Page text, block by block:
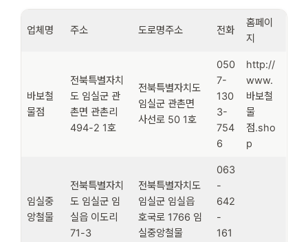
업체명 주소 도로명주소 전화
홈페이
지
바보철
물점
전북특별자치
도 임실군 관
촌면 관촌리
494-2 1호
전북특별자치도
임실군 관촌면
사선로 50 1호
050
7-
130
3-
754
6
http://
www.
바보철
물
점.sho
p
임실중
앙철물
전북특별자치
도 임실군 임
실읍 이도리
71-3
전북특별자치도
임실군 임실읍
호국로 1766 임
실중앙철물
063
-
642
-
161